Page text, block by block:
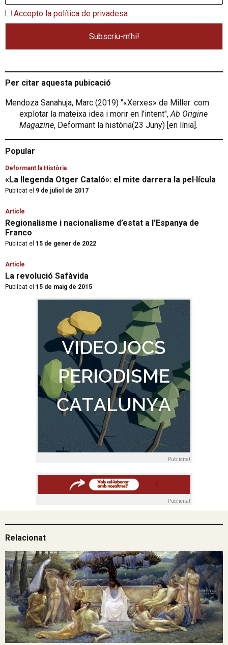
Accepto la política de privadesa
Per citar aquesta pubicació
Mendoza Sanahuja, Marc (2019) "«Xerxes» de Miller: com
explotar la mateixa idea i morir en l’intent",Ab Origine
Magazine, Deformant la història(23 Juny) [en línia].
Popular
Deformant la Història
«La llegenda Otger Cataló»: el mite darrera la pel·lícula
Publicat el 9 de juliol de 2017
Article
Regionalisme i nacionalisme d’estat a l’Espanya de
Franco
Publicat el 15 de gener de 2022
Article
La revolució Safàvida
Publicat el 15 de maig de 2015
Publicitat
Publicitat
Relacionat